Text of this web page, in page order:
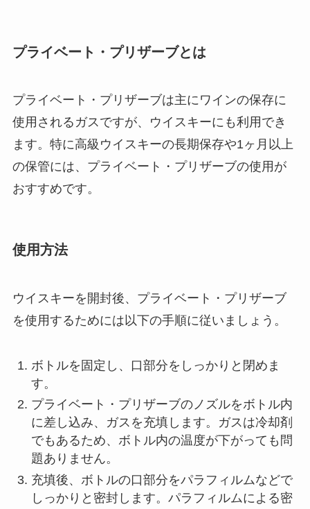
プライベート・プリザーブとは
プライベート・プリザーブは主にワインの保存に
使用されるガスですが、ウイスキーにも利用でき
ます。特に高級ウイスキーの長期保存や1ヶ月以上
の保管には、プライベート・プリザーブの使用が
おすすめです。
使用方法
ウイスキーを開封後、プライベート・プリザーブ
を使用するためには以下の手順に従いましょう。
ボトルを固定し、口部分をしっかりと閉めま
す。
プライベート・プリザーブのノズルをボトル内
に差し込み、ガスを充填します。ガスは冷却剤
でもあるため、ボトル内の温度が下がっても問
題ありません。
充填後、ボトルの口部分をパラフィルムなどで
しっかりと密封します。パラフィルムによる密